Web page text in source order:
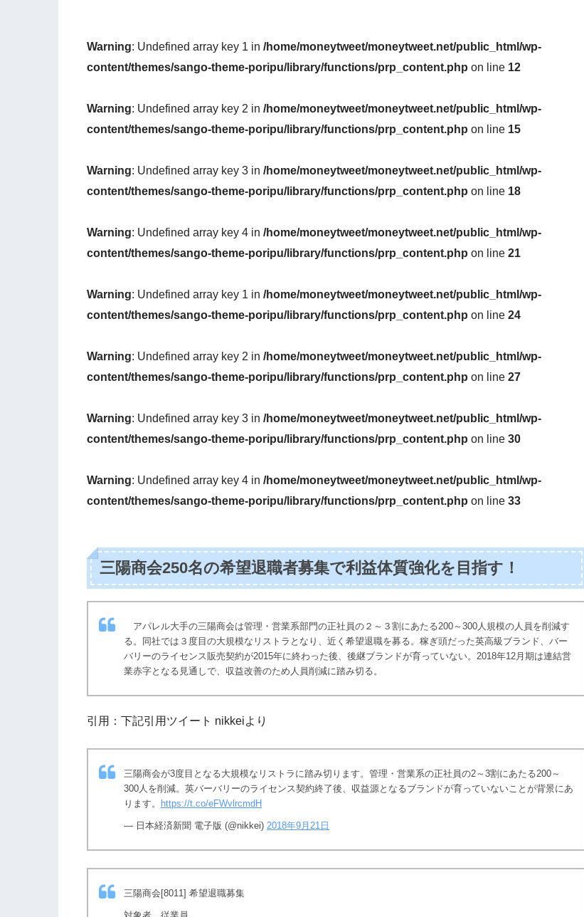
Warning: Undefined array key 1 in /home/moneytweet/moneytweet.net/public_html/wp-
content/themes/sango-theme-poripu/library/functions/prp_content.php on line 12
Warning: Undefined array key 2 in /home/moneytweet/moneytweet.net/public_html/wp-
content/themes/sango-theme-poripu/library/functions/prp_content.php on line 15
Warning: Undefined array key 3 in /home/moneytweet/moneytweet.net/public_html/wp-
content/themes/sango-theme-poripu/library/functions/prp_content.php on line 18
Warning: Undefined array key 4 in /home/moneytweet/moneytweet.net/public_html/wp-
content/themes/sango-theme-poripu/library/functions/prp_content.php on line 21
Warning: Undefined array key 1 in /home/moneytweet/moneytweet.net/public_html/wp-
content/themes/sango-theme-poripu/library/functions/prp_content.php on line 24
Warning: Undefined array key 2 in /home/moneytweet/moneytweet.net/public_html/wp-
content/themes/sango-theme-poripu/library/functions/prp_content.php on line 27
Warning: Undefined array key 3 in /home/moneytweet/moneytweet.net/public_html/wp-
content/themes/sango-theme-poripu/library/functions/prp_content.php on line 30
Warning: Undefined array key 4 in /home/moneytweet/moneytweet.net/public_html/wp-
content/themes/sango-theme-poripu/library/functions/prp_content.php on line 33
三陽商会250名の希望退職者募集で利益体質強化を目指す！
アパレル大手の三陽商会は管理・営業系部門の正社員の２～３割にあたる200～300人規模の人員を削減す
る。同社では３度目の大規模なリストラとなり、近く希望退職を募る。稼ぎ頭だった英高級ブランド、バー
バリーのライセンス販売契約が2015年に終わった後、後継ブランドが育っていない。2018年12月期は連結営
業赤字となる見通しで、収益改善のため人員削減に踏み切る。
引用：下記引用ツイート nikkeiより
三陽商会が3度目となる大規模なリストラに踏み切ります。管理・営業系の正社員の2～3割にあたる200～
300人を削減。英バーバリーのライセンス契約終了後、収益源となるブランドが育っていないことが背景にあ
ります。 https://t.co/eFWvlrcmdH
— 日本経済新聞 電子版 (@nikkei) 2018年9月21日
三陽商会[8011] 希望退職募集